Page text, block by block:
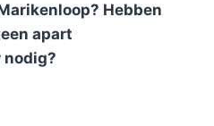
Hebben
apart
nodig?